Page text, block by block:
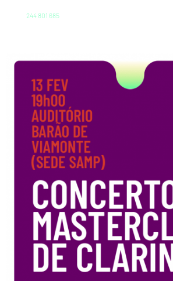
244 801 685